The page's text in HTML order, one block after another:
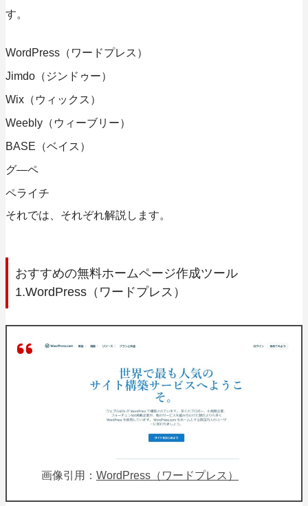
す。
WordPress（ワードプレス）
Jimdo（ジンドゥー）
Wix（ウィックス）
Weebly（ウィーブリー）
BASE（ベイス）
グ―ペ
ペライチ
それでは、それぞれ解説します。
おすすめの無料ホームページ作成ツール
1.WordPress（ワードプレス）
画像引用： WordPress（ワードプレス）